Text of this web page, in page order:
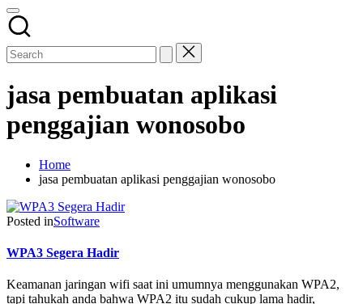
jasa pembuatan aplikasi
penggajian wonosobo
Home
jasa pembuatan aplikasi penggajian wonosobo
Posted inSoftware
WPA3 Segera Hadir
Keamanan jaringan wifi saat ini umumnya menggunakan WPA2,
tapi tahukah anda bahwa WPA2 itu sudah cukup lama hadir,